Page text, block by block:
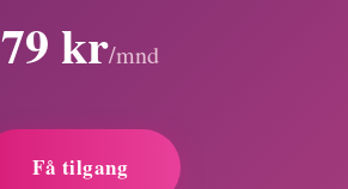
79 kr/mnd
Få tilgang